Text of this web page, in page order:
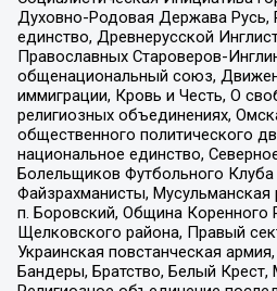
Духовно-Родовая Держава Русь,
единство, Древнерусской
Православных Староверов-
общенациональный союз,
иммиграции, Кровь и Честь, О
религиозных объединениях,
общественного политического
национальное единство,
Болельщиков Футбольного
Файзрахманисты, Мусульманская
п. Боровский, Община Коренного
Щелковского района, Правый
Украинская повстанческая
Бандеры, Братство, Белый Крест,